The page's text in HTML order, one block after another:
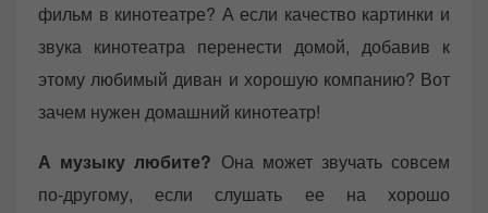
фильм в кинотеатре? А если качество картинки и
звука кинотеатра перенести домой, добавив к
этому любимый диван и хорошую компанию? Вот
зачем нужен домашний кинотеатр!
А музыку любите? Она может звучать совсем
по-другому, если слушать ее на хорошо